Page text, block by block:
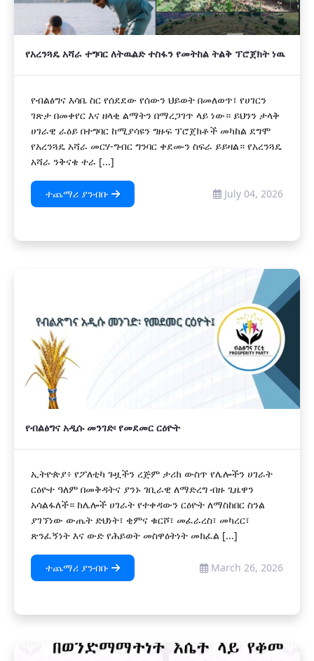
የአረንጓዴ አሻራ ተግባር ለትዉልድ ተስፋን የመትከል ትልቅ ፕሮጀክት ነዉ
የብልፅግና እሳቤ ስር የሰደደው የሰውን ህይወት በመለወጥ፣ የሀገርን
ገጽታ በመቀየር እና ዘላቂ ልማትን በማረጋገጥ ላይ ነው። ይህንን ታላቅ
ሀገራዊ ራዕይ በተግባር ከሚያሳዩን ግዙፍ ፕሮጀክቶች መካከል ደግሞ
የአረንጓዴ አሻራ መርሃ-ግብር ግንባር ቀደሙን ስፍራ ይይዛል። የአረንጓዴ
አሻራ ንቅናቄ ተራ [...]
ተጨማሪ ያንብቡ July 04, 2026
የብልፅግና አዲሱ መንገድ፡ የመደመር ርዕዮት
ኢትዮጵያ፥ የፖለቲካ ጉዟችን ረጅም ታሪክ ውስጥ የሌሎችን ሀገራት
ርዕዮተ ዓለም በመቅዳትና ያንኑ ገቢራዊ ለማድረግ ብዙ ጊዜዋን
አሳልፋለች። ከሌሎች ሀገራት የተቀዳውን ርዕዮት ለማስከበር ስንል
ያገኘነው ውጤት ድህነት፣ ቂምና ቁርሾ፣ መፈራረስ፣ መካረር፣
ጽንፈኝነት እና ውድ የሕይወት መስዋዕትነት መክፈል [...]
ተጨማሪ ያንብቡ March 26, 2026